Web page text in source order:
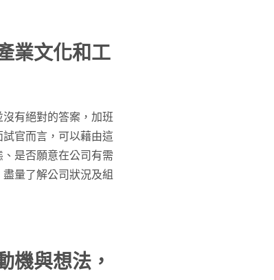
業文化和工
沒有絕對的答案，加班
官而言，可以藉由這
是否願意在公司有需
量了解公司狀況及組
機與想法，